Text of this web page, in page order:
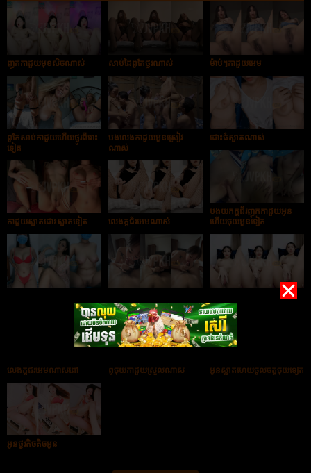
ញុកកាដួយមុខសិចណាស់ សាប់ដៃពូកែថ្ងូរណាស់ ម៉ាប់ៗកាដួយអេម
ពូកែសាប់កាដួយហើយថ្ងូរពីរោះ
ទៀត
បងលេងកាដួយអូនស្រៀវ
ណាស់
ដោះធំស្អាតណាស់
កាដួយស្អាតដោះស្អាតទៀត លេងក្ដជ័រអេមណាស់
បងយកក្ដជ័រញុកកាដួយអូន
ហើយចុយអូនទៀត
ចង់អោយបងបងចុយកាដួយអូន
លេងក្ដជ័រអេមណាស់ពៅ ពូចុយកាដួយស្រួលណាស់ អូនស្អាតហើយចូលចិត្តចុយទៀត
អូនថ្ងូរតិចតិចអូន